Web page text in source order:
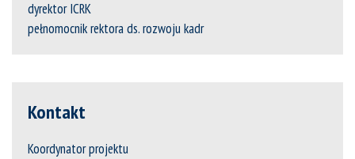
dyrektor ICRK
pełnomocnik rektora ds. rozwoju kadr
Kontakt
Koordynator projektu